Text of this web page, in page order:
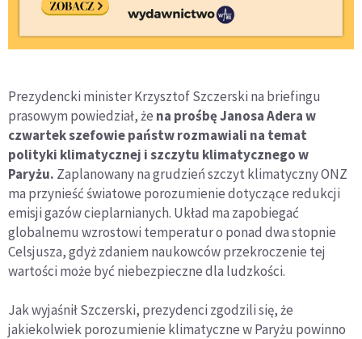
Prezydencki minister Krzysztof Szczerski na briefingu
prasowym powiedział, że na prośbę Janosa Adera w
czwartek szefowie państw rozmawiali na temat
polityki klimatycznej i szczytu klimatycznego w
Paryżu. Zaplanowany na grudzień szczyt klimatyczny ONZ
ma przynieść światowe porozumienie dotyczące redukcji
emisji gazów cieplarnianych. Układ ma zapobiegać
globalnemu wzrostowi temperatur o ponad dwa stopnie
Celsjusza, gdyż zdaniem naukowców przekroczenie tej
wartości może być niebezpieczne dla ludzkości.
Jak wyjaśnił Szczerski, prezydenci zgodzili się, że
jakiekolwiek porozumienie klimatyczne w Paryżu powinno